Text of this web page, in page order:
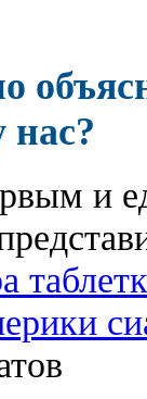
нас?
и